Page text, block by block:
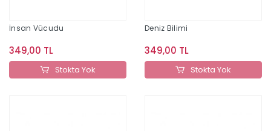
İnsan Vücudu
349,00 TL
Stokta Yok
Deniz Bi​​​​​​​limi
349,00 TL
Stokta Yok